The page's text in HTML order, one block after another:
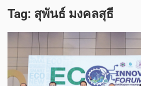
Tag: สุพันธ์ มงคลสุธี